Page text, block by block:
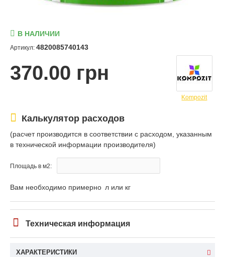
370.00 грн
Kompozit
В НАЛИЧИИ
Артикул: 4820085740143
Калькулятор расходов
(расчет производится в соответствии с расходом, указанным
в технической информации производителя)
Площадь в м2:
Вам необходимо примерно л или кг
Техническая информация
ХАРАКТЕРИСТИКИ